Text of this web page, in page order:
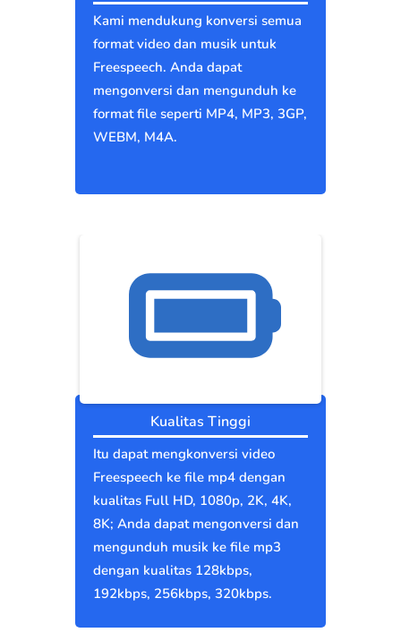
Kami mendukung konversi semua
format video dan musik untuk
Freespeech. Anda dapat
mengonversi dan mengunduh ke
format file seperti MP4, MP3, 3GP,
WEBM, M4A.
Kualitas Tinggi
Itu dapat mengkonversi video
Freespeech ke file mp4 dengan
kualitas Full HD, 1080p, 2K, 4K,
8K; Anda dapat mengonversi dan
mengunduh musik ke file mp3
dengan kualitas 128kbps,
192kbps, 256kbps, 320kbps.